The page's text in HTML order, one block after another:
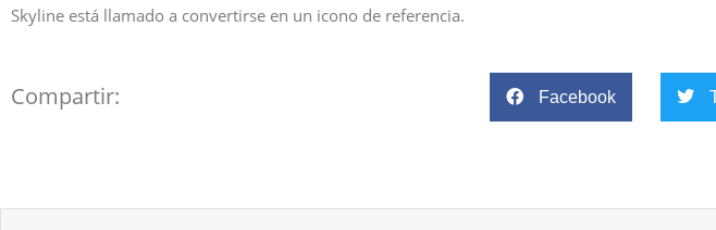
Skyline está llamado a convertirse en un icono de referencia.
Compartir: Facebook